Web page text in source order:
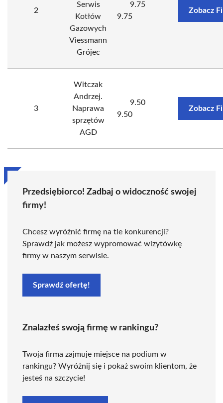
2
Serwis
Kotłów
Gazowych
Viessmann
Grójec
9.75
9.75
Zobacz
3
Witczak
Andrzej.
Naprawa
sprzętów
AGD
9.50
9.50
Zobacz
Przedsiębiorco! Zadbaj o widoczność swojej
firmy!
Chcesz wyróżnić firmę na tle konkurencji?
Sprawdź jak możesz wypromować wizytówkę
firmy w naszym serwisie.
Sprawdź ofertę!
Znalazłeś swoją firmę w rankingu?
Twoja firma zajmuje miejsce na podium w
rankingu? Wyróżnij się i pokaż swoim klientom, że
jesteś na szczycie!